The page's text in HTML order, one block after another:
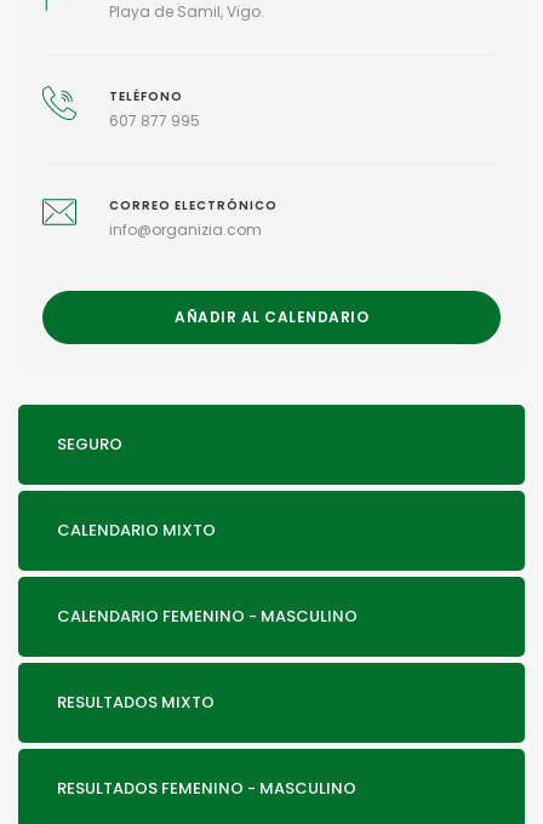
Playa de Samil, Vigo.
TELÉFONO
607 877 995
CORREO ELECTRÓNICO
info@organizia.com
AÑADIR AL CALENDARIO
SEGURO
CALENDARIO MIXTO
CALENDARIO FEMENINO - MASCULINO
RESULTADOS MIXTO
RESULTADOS FEMENINO - MASCULINO